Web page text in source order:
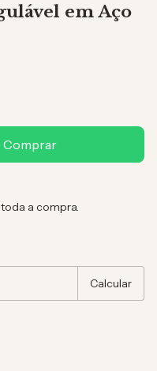
em Aço
a compra.
Calcular